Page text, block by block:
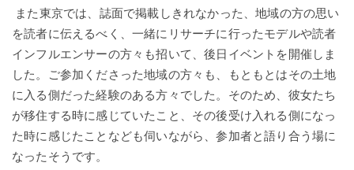
また東京では、誌面で掲載しきれなかった、地域の方の思い
を読者に伝えるべく、一緒にリサーチに行ったモデルや読者
インフルエンサーの方々も招いて、後日イベントを開催しま
した。ご参加くださった地域の方々も、もともとはその土地
に入る側だった経験のある方々でした。そのため、彼女たち
が移住する時に感じていたこと、その後受け入れる側になっ
た時に感じたことなども伺いながら、参加者と語り合う場に
なったそうです。